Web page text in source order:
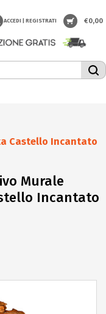
Castello Incantato
Murale
Incantato
ACCEDI | REGISTRATI €0,00